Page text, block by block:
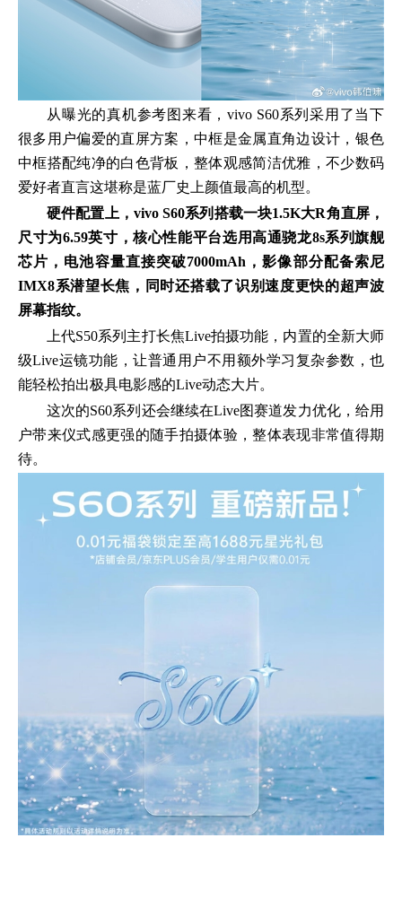
从曝光的真机参考图来看，vivo S60系列采用了当下
很多用户偏爱的直屏方案，中框是金属直角边设计，银色
中框搭配纯净的白色背板，整体观感简洁优雅，不少数码
爱好者直言这堪称是蓝厂史上颜值最高的机型。
硬件配置上，vivo S60系列搭载一块1.5K大R角直屏，
尺寸为6.59英寸，核心性能平台选用高通骁龙8s系列旗舰
芯片，电池容量直接突破7000mAh，影像部分配备索尼
IMX8系潜望长焦，同时还搭载了识别速度更快的超声波
屏幕指纹。
上代S50系列主打长焦Live拍摄功能，内置的全新大师
级Live运镜功能，让普通用户不用额外学习复杂参数，也
能轻松拍出极具电影感的Live动态大片。
这次的S60系列还会继续在Live图赛道发力优化，给用
户带来仪式感更强的随手拍摄体验，整体表现非常值得期
待。